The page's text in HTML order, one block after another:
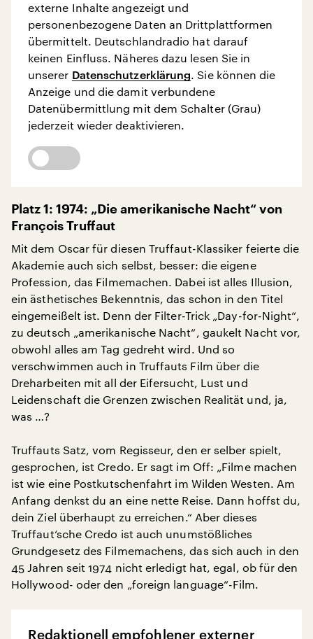
externe Inhalte angezeigt und
personenbezogene Daten an Drittplattformen
übermittelt. Deutschlandradio hat darauf
keinen Einfluss. Näheres dazu lesen Sie in
unserer Datenschutzerklärung. Sie können die
Anzeige und die damit verbundene
Datenübermittlung mit dem Schalter (Grau)
jederzeit wieder deaktivieren.
Platz 1: 1974: „Die amerikanische Nacht“ von
François Truffaut
Mit dem Oscar für diesen Truffaut-Klassiker feierte die
Akademie auch sich selbst, besser: die eigene
Profession, das Filmemachen. Dabei ist alles Illusion,
ein ästhetisches Bekenntnis, das schon in den Titel
eingemeißelt ist. Denn der Filter-Trick „Day-for-Night“,
zu deutsch „amerikanische Nacht“, gaukelt Nacht vor,
obwohl alles am Tag gedreht wird. Und so
verschwimmen auch in Truffauts Film über die
Dreharbeiten mit all der Eifersucht, Lust und
Leidenschaft die Grenzen zwischen Realität und, ja,
was …?
Truffauts Satz, vom Regisseur, den er selber spielt,
gesprochen, ist Credo. Er sagt im Off: „Filme machen
ist wie eine Postkutschenfahrt im Wilden Westen. Am
Anfang denkst du an eine nette Reise. Dann hoffst du,
dein Ziel überhaupt zu erreichen.“ Aber dieses
Truffaut‘sche Credo ist auch unumstößliches
Grundgesetz des Filmemachens, das sich auch in den
45 Jahren seit 1974 nicht erledigt hat, egal, ob für den
Hollywood- oder den „foreign language“-Film.
Redaktionell empfohlener externer